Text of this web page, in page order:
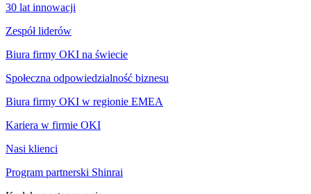
30 lat innowacji
Zespół liderów
Biura firmy OKI na świecie
Społeczna odpowiedzialność biznesu
Biura firmy OKI w regionie EMEA
Kariera w firmie OKI
Nasi klienci
Program partnerski Shinrai